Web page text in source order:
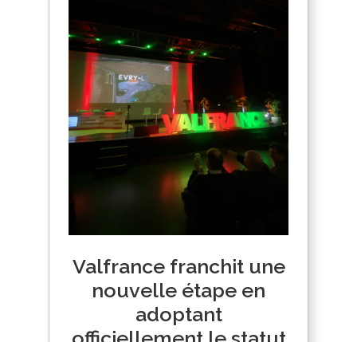
Valfrance franchit une
nouvelle étape en
adoptant